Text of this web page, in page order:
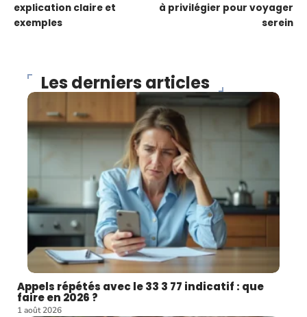
explication claire et
exemples
à privilégier pour voyager
serein
Les derniers articles
Appels répétés avec le 33 3 77 indicatif : que
faire en 2026 ?
1 août 2026